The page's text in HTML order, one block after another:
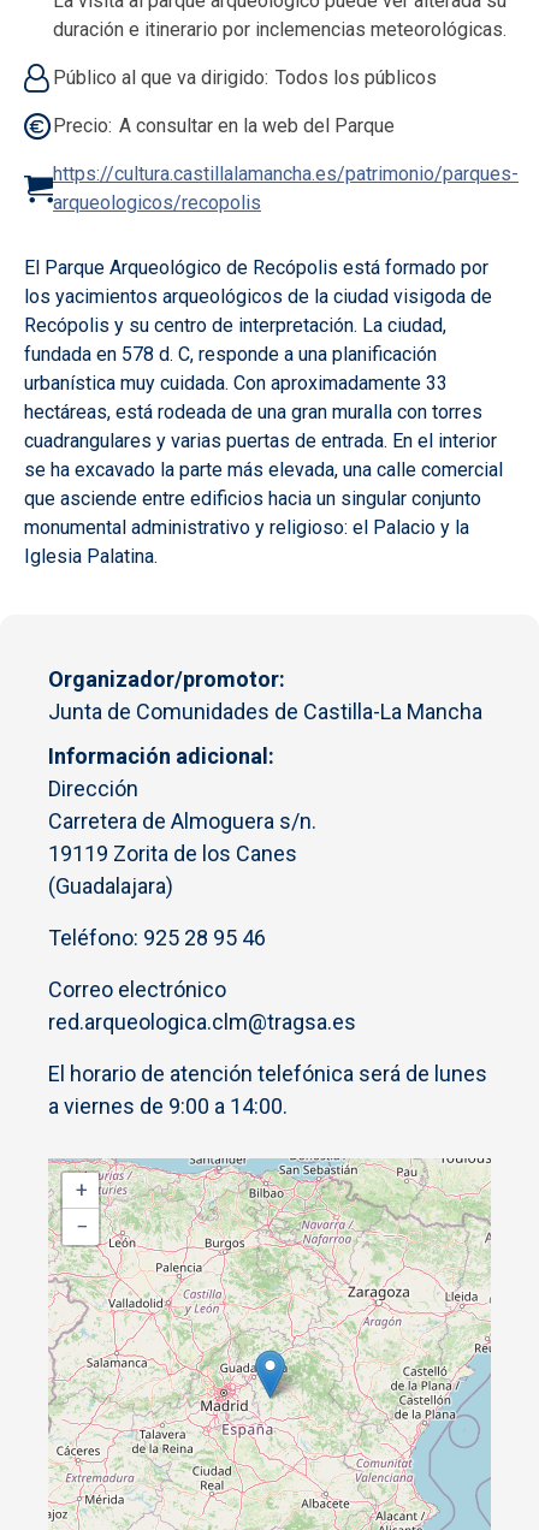
duración e itinerario por inclemencias meteorológicas.
Público al que va dirigido Todos los públicos
Precio A consultar en la web del Parque
https://cultura.castillalamancha.es/patrimonio/parques-
arqueologicos/recopolis
El Parque Arqueológico de Recópolis está formado por
los yacimientos arqueológicos de la ciudad visigoda de
Recópolis y su centro de interpretación. La ciudad,
fundada en 578 d. C, responde a una planificación
urbanística muy cuidada. Con aproximadamente 33
hectáreas, está rodeada de una gran muralla con torres
cuadrangulares y varias puertas de entrada. En el interior
se ha excavado la parte más elevada, una calle comercial
que asciende entre edificios hacia un singular conjunto
monumental administrativo y religioso: el Palacio y la
Iglesia Palatina.
Organizador/promotor
Junta de Comunidades de Castilla-La Mancha
Información adicional
Dirección
Carretera de Almoguera s/n.
19119 Zorita de los Canes
(Guadalajara)
Teléfono: 925 28 95 46
Correo electrónico
red.arqueologica.clm@tragsa.es
El horario de atención telefónica será de lunes
a viernes de 9:00 a 14:00.
+
−